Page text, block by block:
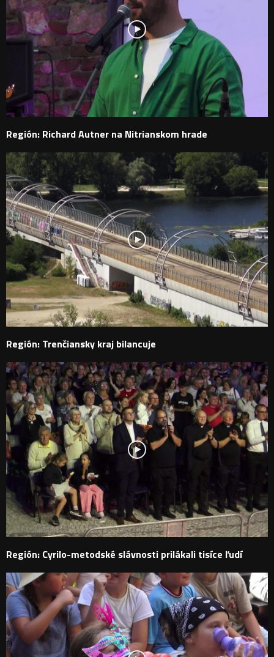
Región: Richard Autner na Nitrianskom hrade
Región: Trenčiansky kraj bilancuje
Región: Cyrilo-metodské slávnosti prilákali tisíce ľudí